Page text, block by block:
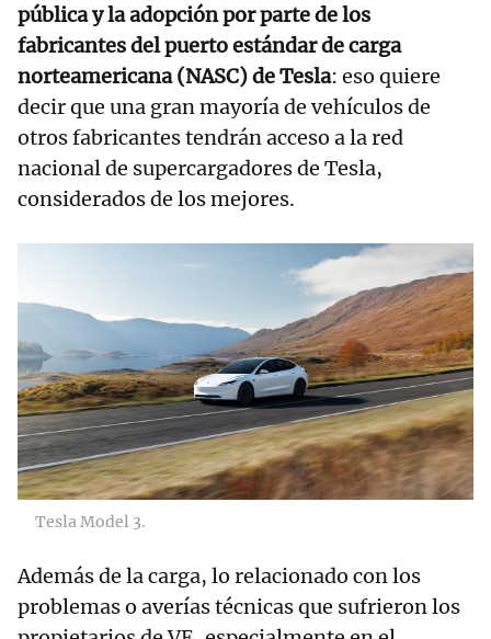
pública y la adopción por parte de los
fabricantes del puerto estándar de carga
norteamericana (NASC) de Tesla: eso quiere
decir que una gran mayoría de vehículos de
otros fabricantes tendrán acceso a la red
nacional de supercargadores de Tesla,
considerados de los mejores.
Tesla Model 3.
Además de la carga, lo relacionado con los
problemas o averías técnicas que sufrieron los